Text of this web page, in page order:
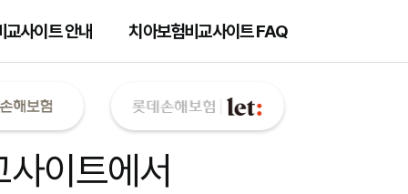
교사이트 안내 치아보험비교사이트 FAQ
사이트에서